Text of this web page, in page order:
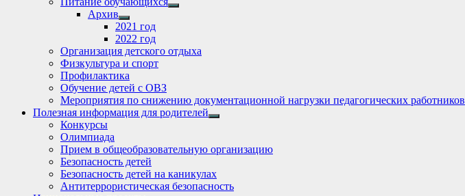
Show
Архив
Show
sub
menu
2021 год
2022 год
Организация детского отдыха
Физкультура и спорт
Профилактика
Обучение детей с ОВЗ
Мероприятия по снижению документационной нагрузки педагогических работников
Полезная информация для родителей
Show
Конкурсы
Олимпиада
Прием в общеобразовательную организацию
Безопасность детей
Безопасность детей на каникулах
Антитеррористическая безопасность